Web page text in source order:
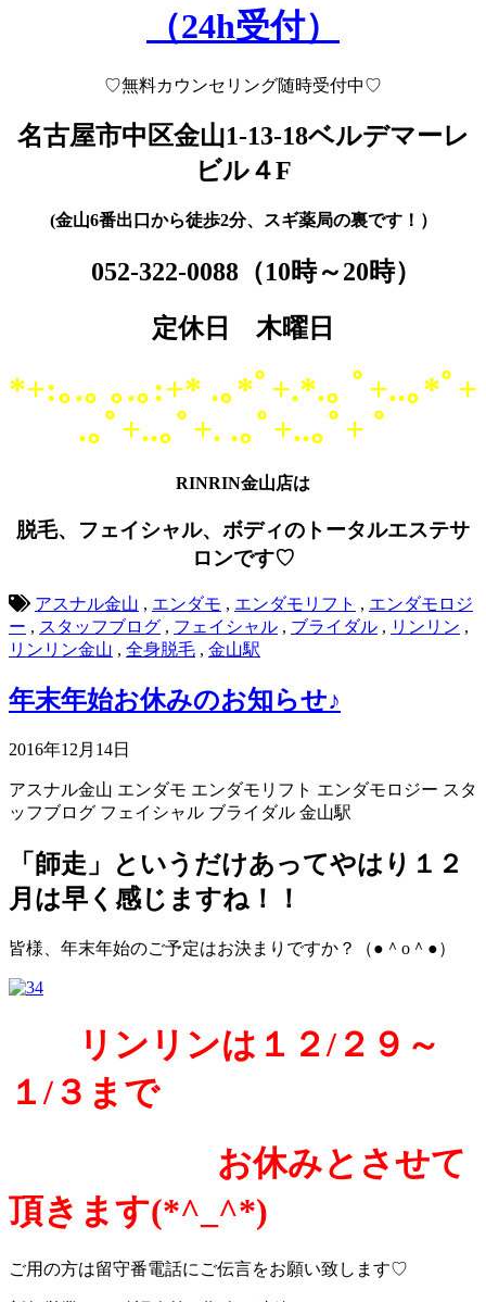
（24h受付）
♡無料カウンセリング随時受付中♡
名古屋市中区金山1-13-18ベルデマーレ
ビル４F
(金山6番出口から徒歩2分、スギ薬局の裏です！）
052-322-0088 （10時～20時）
定休日 木曜日
*+:｡.｡ ｡.｡:+* .｡*ﾟ+.*.｡ ﾟ+..｡*ﾟ+
.｡ﾟ+..｡ﾟ+. .｡ﾟ+..｡ﾟ+ ゜
RINRIN金山店は
脱毛、フェイシャル、ボディのトータルエステサ
ロンです♡
アスナル金山 , エンダモ , エンダモリフト , エンダモロジ
ー , スタッフブログ , フェイシャル , ブライダル , リンリン ,
リンリン金山 , 全身脱毛 , 金山駅
年末年始お休みのお知らせ♪
2016年12月14日
アスナル金山 エンダモ エンダモリフト エンダモロジー スタ
ッフブログ フェイシャル ブライダル 金山駅
「師走」というだけあってやはり１２
月は早く感じますね！！
皆様、年末年始のご予定はお決まりですか？（●＾o＾●）
リンリンは１２/２９～
１/３まで
お休みとさせて
頂きます(*^_^*)
ご用の方は留守番電話にご伝言をお願い致します♡